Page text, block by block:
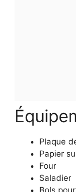
Plaque
Papier
Four
Saladier
Bols